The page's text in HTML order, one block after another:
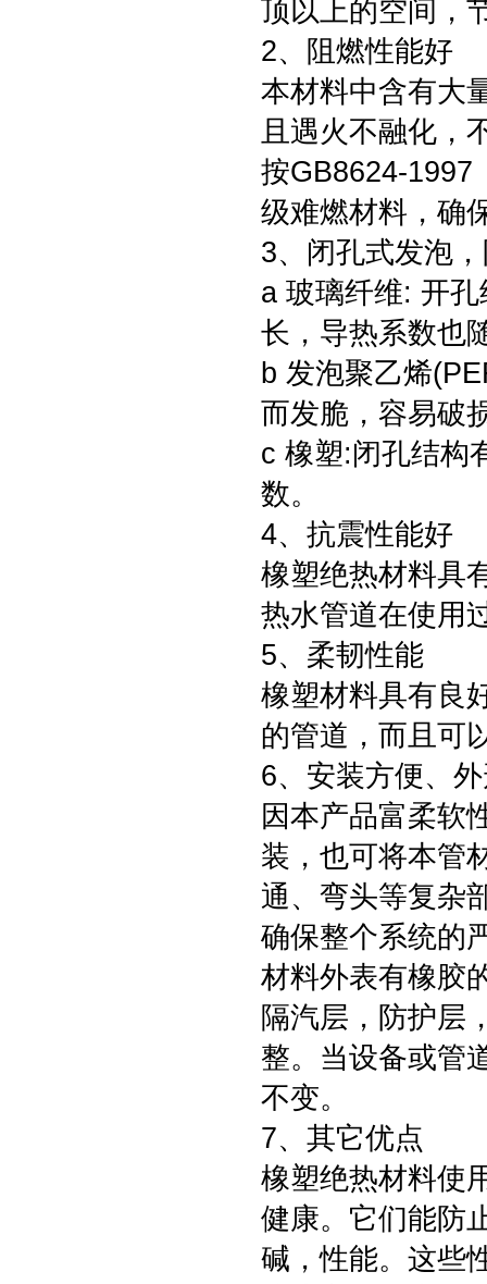
顶以上的空间，
2、阻燃性能好
本材料中含有大
且遇火不融化，
按GB8624-1997
级难燃材料，确
3、闭孔式发泡
a 玻璃纤维: 开
长，导热系数也
b 发泡聚乙烯
而发脆，容易破
c 橡塑:闭孔结构
数。
4、抗震性能好
橡塑绝热材料具
热水管道在使用
5、柔韧性能
橡塑材料具有良
的管道，而且可
6、安装方便、
因本产品富柔软
装，也可将本管
通、弯头等复杂
确保整个系统的
材料外表有橡胶
隔汽层，防护层
整。当设备或管
不变。
7、其它优点
橡塑绝热材料使
健康。它们能防
碱，性能。这些